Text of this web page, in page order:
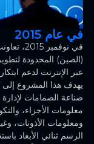
في عام 2015
عبر الإنترنت لدعم
صناعة الصمامات
ومعلومات الأذونات،